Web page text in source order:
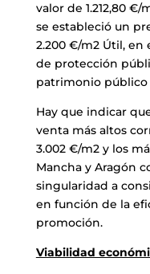
valor de 1.212,80
se estableció un
2.200 €/m2 Útil, en
de protección
patrimonio público
Hay que indicar
venta más altos
3.002 €/m2 y los
Mancha y Aragón
singularidad a
en función de la
promoción.
Viabilidad